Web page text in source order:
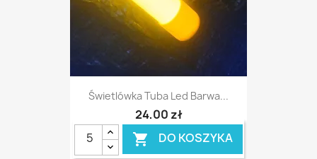
Świetlówka Tuba Led Barwa...
24,00 zł
 DO KOSZYKA